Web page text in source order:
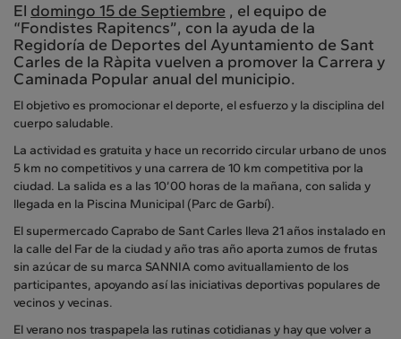
El domingo 15 de Septiembre , el equipo de
“Fondistes Rapitencs”, con la ayuda de la
Regidoría de Deportes del Ayuntamiento de Sant
Carles de la Ràpita vuelven a promover la Carrera y
Caminada Popular anual del municipio.
El objetivo es promocionar el deporte, el esfuerzo y la disciplina del
cuerpo saludable.
La actividad es gratuita y hace un recorrido circular urbano de unos
5 km no competitivos y una carrera de 10 km competitiva por la
ciudad. La salida es a las 10’00 horas de la mañana, con salida y
llegada en la Piscina Municipal (Parc de Garbí).
El supermercado Caprabo de Sant Carles lleva 21 años instalado en
la calle del Far de la ciudad y año tras año aporta zumos de frutas
sin azúcar de su marca SANNIA como avituallamiento de los
participantes, apoyando así las iniciativas deportivas populares de
vecinos y vecinas.
El verano nos traspapela las rutinas cotidianas y hay que volver a